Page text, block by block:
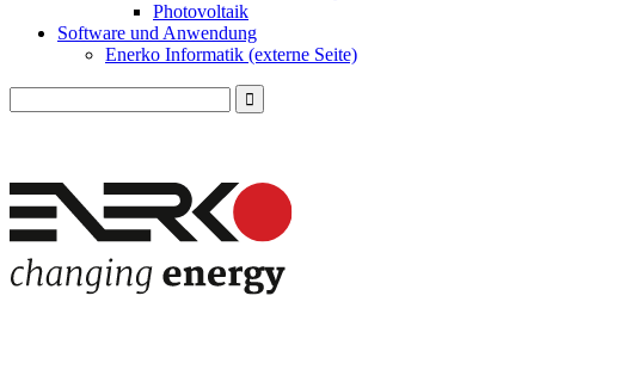
Photovoltaik
Software und Anwendung
Enerko Informatik (externe Seite)
Search
for: